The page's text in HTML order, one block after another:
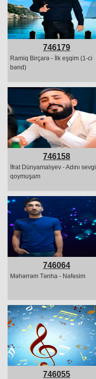
746179
Ramiq Birçarə - İlk eşqim (1-ci
bənd)
746158
İfrat Dünyamalıyev - Adını sevgi
qoymuşam
746064
Məhərrəm Tənha - Nəfəsim
746055